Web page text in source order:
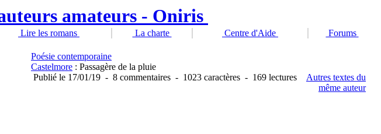
Lire les romans La charte Centre d'Aide
Forums
Poésie contemporaine
Castelmore : Passagère de la pluie
Publié le 17/01/19 - 8 commentaires - 1023 caractères - 169 lectures
Autres textes du
même auteur